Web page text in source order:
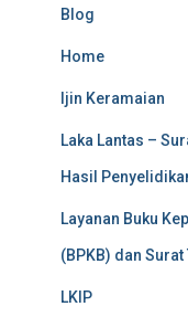
Blog
Home
Ijin Keramaian
Laka Lantas –
Hasil
Layanan Buku
(BPKB) dan
LKIP